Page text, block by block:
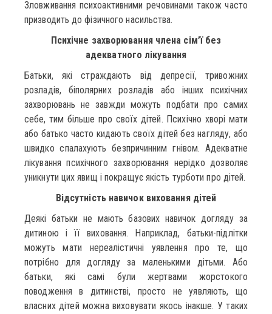
Зловживання психоактивними речовинами також часто
призводить до фізичного насильства.
Психічне захворювання члена сім’ї без
адекватного лікування
Батьки, які страждають від депресії, тривожних
розладів, біполярних розладів або інших психічних
захворювань не завжди можуть подбати про самих
себе, тим більше про своїх дітей. Психічно хворі мати
або батько часто кидають своїх дітей без нагляду, або
швидко спалахують безпричинним гнівом. Адекватне
лікування психічного захворювання нерідко дозволяє
уникнути цих явищ і покращує якість турботи про дітей.
Відсутність навичок виховання дітей
Деякі батьки не мають базових навичок догляду за
дитиною і її виховання. Наприклад, батьки-підлітки
можуть мати нереалістичні уявлення про те, що
потрібно для догляду за маленькими дітьми. Або
батьки, які самі були жертвами жорстокого
поводження в дитинстві, просто не уявляють, що
власних дітей можна виховувати якось інакше. У таких